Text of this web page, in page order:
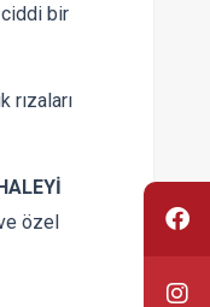
ciddi bir
rızaları
özel